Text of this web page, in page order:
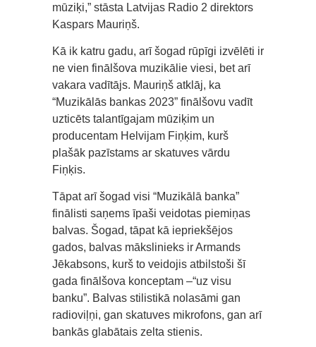
mūziķi,” stāsta Latvijas Radio 2 direktors
Kaspars Mauriņš.
Kā ik katru gadu, arī šogad rūpīgi izvēlēti ir
ne vien finālšova muzikālie viesi, bet arī
vakara vadītājs. Mauriņš atklāj, ka
“Muzikālās bankas 2023” finālšovu vadīt
uzticēts talantīgajam mūziķim un
producentam Helvijam Fiņķim, kurš
plašāk pazīstams ar skatuves vārdu
Fiņķis.
Tāpat arī šogad visi “Muzikālā banka”
finālisti saņems īpaši veidotas piemiņas
balvas. Šogad, tāpat kā iepriekšējos
gados, balvas mākslinieks ir Armands
Jēkabsons, kurš to veidojis atbilstoši šī
gada finālšova konceptam –“uz visu
banku”. Balvas stilistikā nolasāmi gan
radioviļņi, gan skatuves mikrofons, gan arī
bankās glabātais zelta stienis.